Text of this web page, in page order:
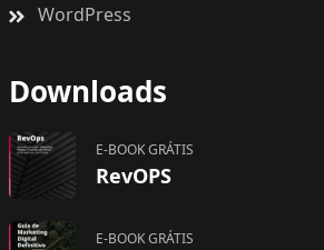
WordPress
Downloads
E-BOOK GRÁTIS
RevOPS
E-BOOK GRÁTIS